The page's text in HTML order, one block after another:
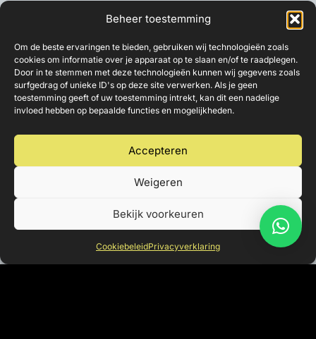
Beheer toestemming
Om de beste ervaringen te bieden, gebruiken wij technologieën zoals
cookies om informatie over je apparaat op te slaan en/of te raadplegen.
Door in te stemmen met deze technologieën kunnen wij gegevens zoals
surfgedrag of unieke ID's op deze site verwerken. Als je geen
toestemming geeft of uw toestemming intrekt, kan dit een nadelige
invloed hebben op bepaalde functies en mogelijkheden.
Accepteren
Weigeren
Bekijk voorkeuren
CookiebeleidPrivacyverklaring